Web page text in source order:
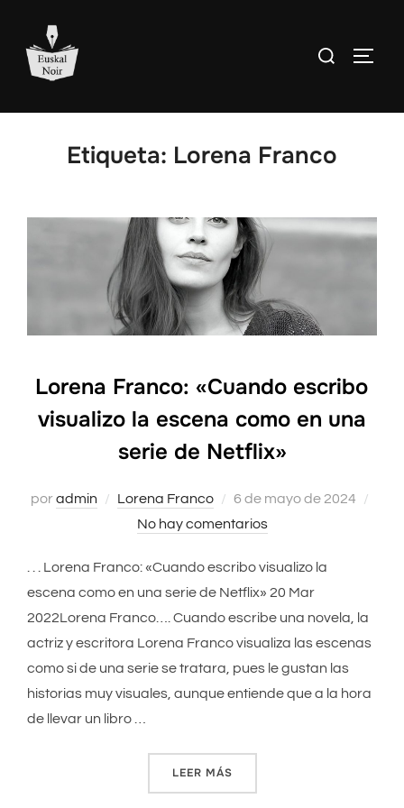
contenido
Buscar:
Etiqueta: Lorena Franco
Lorena Franco: «Cuando escribo
visualizo la escena como en una
serie de Netflix»
poradmin Lorena Franco
Publicado
el
6 de mayo de 2024
No hay comentarios
. . . Lorena Franco: «Cuando escribo visualizo la
escena como en una serie de Netflix» 20 Mar
2022Lorena Franco…. Cuando escribe una novela, la
actriz y escritora Lorena Franco visualiza las escenas
como si de una serie se tratara, pues le gustan las
historias muy visuales, aunque entiende que a la hora
de llevar un libro …
LEER MÁS